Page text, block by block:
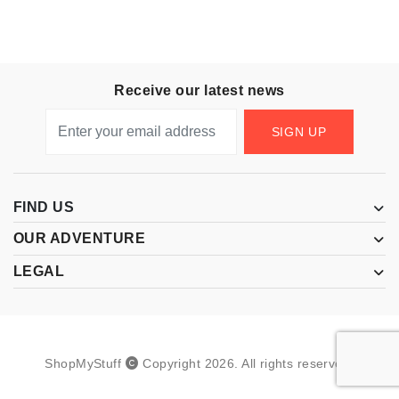
Receive our latest news
SIGN UP
FIND US
OUR ADVENTURE
LEGAL
ShopMyStuff Copyright 2026 All rights reserved.